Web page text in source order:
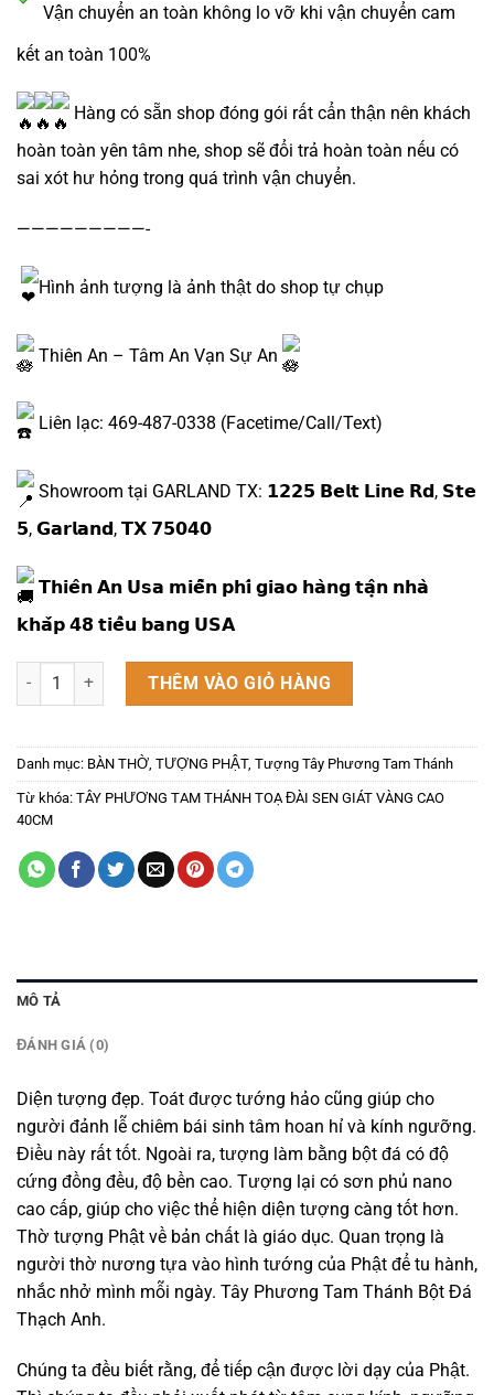
Vận chuyển an toàn không lo vỡ khi vận chuyển cam
kết an toàn 100%
Hàng có sẵn shop đóng gói rất cẩn thận nên khách
hoàn toàn yên tâm nhe, shop sẽ đổi trả hoàn toàn nếu có
sai xót hư hỏng trong quá trình vận chuyển.
—————————-
Hình ảnh tượng là ảnh thật do shop tự chụp
Thiên An – Tâm An Vạn Sự An
Liên lạc: 469-487-0338 (Facetime/Call/Text)
Showroom tại GARLAND TX: 𝟭𝟮𝟮𝟱 𝗕𝗲𝗹𝘁 𝗟𝗶𝗻𝗲 𝗥𝗱, 𝗦𝘁𝗲
𝟱, 𝗚𝗮𝗿𝗹𝗮𝗻𝗱, 𝗧𝗫 𝟳𝟱𝟬𝟰𝟬
𝗧𝗵𝗶𝗲̂𝗻 𝗔𝗻 𝗨𝘀𝗮 𝗺𝗶𝗲̂̃𝗻 𝗽𝗵𝗶́ 𝗴𝗶𝗮𝗼 𝗵𝗮̀𝗻𝗴 𝘁𝗮̣̂𝗻 𝗻𝗵𝗮̀
𝗸𝗵𝗮̆́𝗽 𝟰𝟴 𝘁𝗶𝗲̂̉𝘂 𝗯𝗮𝗻𝗴 𝗨𝗦𝗔
TÂY PHƯƠNG TAM THÁNH TOẠ ĐÀI SEN GIÁT VÀNG CAO 40CM số
THÊM VÀO GIỎ HÀNG
Danh mục: BÀN THỜ TƯỢNG PHẬT, Tượng Tây Phương Tam Thánh
Từ khóa: TÂY PHƯƠNG TAM THÁNH TOẠ ĐÀI SEN GIÁT VÀNG CAO
40CM
MÔ TẢ
ĐÁNH GIÁ (0)
Diện tượng đẹp. Toát được tướng hảo cũng giúp cho
người đảnh lễ chiêm bái sinh tâm hoan hỉ và kính ngưỡng.
Điều này rất tốt. Ngoài ra, tượng làm bằng bột đá có độ
cứng đồng đều, độ bền cao. Tượng lại có sơn phủ nano
cao cấp, giúp cho việc thể hiện diện tượng càng tốt hơn.
Thờ tượng Phật về bản chất là giáo dục. Quan trọng là
người thờ nương tựa vào hình tướng của Phật để tu hành,
nhắc nhở mình mỗi ngày. Tây Phương Tam Thánh Bột Đá
Thạch Anh.
Chúng ta đều biết rằng, để tiếp cận được lời dạy của Phật.